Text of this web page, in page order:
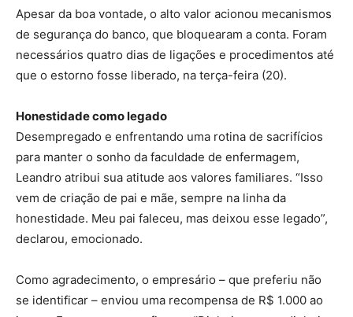
Apesar da boa vontade, o alto valor acionou mecanismos
de segurança do banco, que bloquearam a conta. Foram
necessários quatro dias de ligações e procedimentos até
que o estorno fosse liberado, na terça-feira (20).
Honestidade como legado
Desempregado e enfrentando uma rotina de sacrifícios
para manter o sonho da faculdade de enfermagem,
Leandro atribui sua atitude aos valores familiares. “Isso
vem de criação de pai e mãe, sempre na linha da
honestidade. Meu pai faleceu, mas deixou esse legado”,
declarou, emocionado.
Como agradecimento, o empresário – que preferiu não
se identificar – enviou uma recompensa de R$ 1.000 ao